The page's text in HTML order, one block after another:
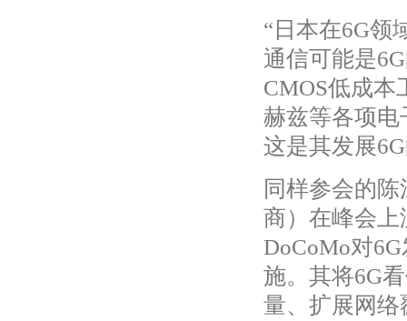
“日本在6G领
通信可能是
CMOS低成本
赫兹等各项电
这是其发展
同样参会的
商）在峰会
DoCoMo对
施。其将6G
量、扩展网络